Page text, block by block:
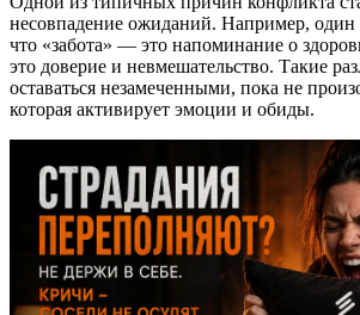
несовпадение ожиданий. Например, один
что «забота» — это напоминание о
это доверие и невмешательство. Такие
оставаться незамеченными, пока не
которая активирует эмоции и обиды.